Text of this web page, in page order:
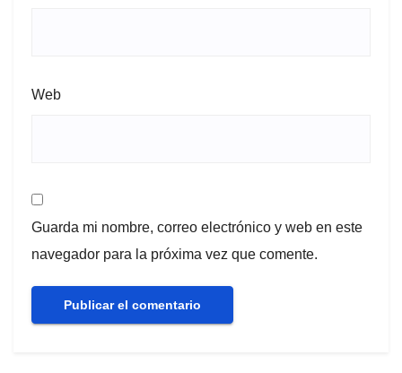
Web
Guarda mi nombre, correo electrónico y web en este
navegador para la próxima vez que comente.